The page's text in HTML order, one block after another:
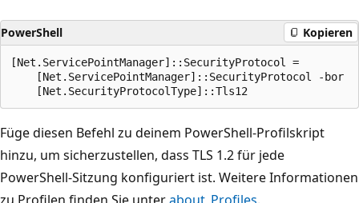
PowerShell Kopieren
[Net.ServicePointManager]::SecurityProtocol =
    [Net.ServicePointManager]::SecurityProtocol -bor
Füge diesen Befehl zu deinem PowerShell-Profilskript
hinzu, um sicherzustellen, dass TLS 1.2 für jede
PowerShell-Sitzung konfiguriert ist. Weitere Informationen
zu Profilen finden Sie unterabout_Profiles.